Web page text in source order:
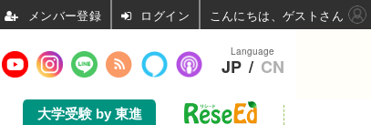
大学受験 by 東進
Language
JP / CN
ログイン こんにちは、ゲストさん